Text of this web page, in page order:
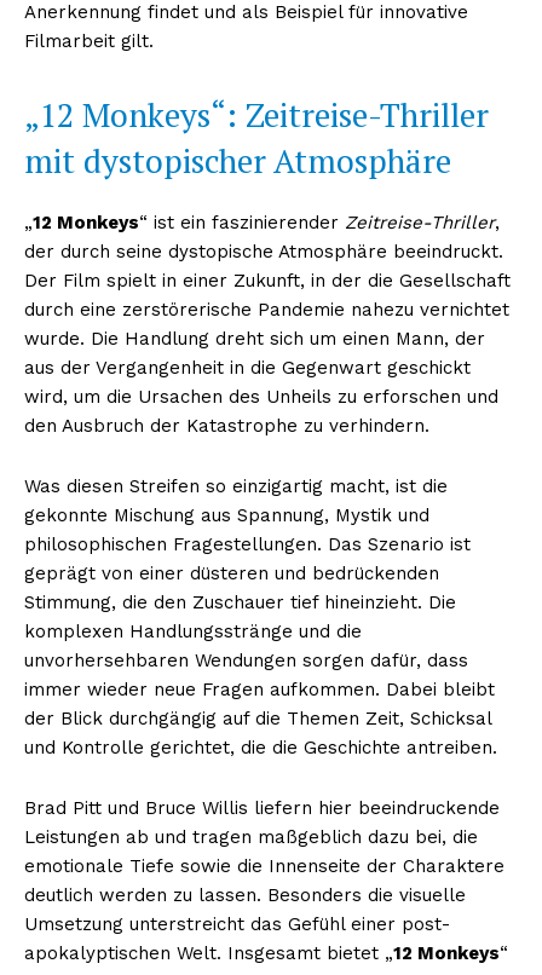
Anerkennung findet und als Beispiel für innovative
Filmarbeit gilt.
„12 Monkeys“: Zeitreise-Thriller
mit dystopischer Atmosphäre
„12 Monkeys“ ist ein faszinierender Zeitreise-Thriller,
der durch seine dystopische Atmosphäre beeindruckt.
Der Film spielt in einer Zukunft, in der die Gesellschaft
durch eine zerstörerische Pandemie nahezu vernichtet
wurde. Die Handlung dreht sich um einen Mann, der
aus der Vergangenheit in die Gegenwart geschickt
wird, um die Ursachen des Unheils zu erforschen und
den Ausbruch der Katastrophe zu verhindern.
Was diesen Streifen so einzigartig macht, ist die
gekonnte Mischung aus Spannung, Mystik und
philosophischen Fragestellungen. Das Szenario ist
geprägt von einer düsteren und bedrückenden
Stimmung, die den Zuschauer tief hineinzieht. Die
komplexen Handlungsstränge und die
unvorhersehbaren Wendungen sorgen dafür, dass
immer wieder neue Fragen aufkommen. Dabei bleibt
der Blick durchgängig auf die Themen Zeit, Schicksal
und Kontrolle gerichtet, die die Geschichte antreiben.
Brad Pitt und Bruce Willis liefern hier beeindruckende
Leistungen ab und tragen maßgeblich dazu bei, die
emotionale Tiefe sowie die Innenseite der Charaktere
deutlich werden zu lassen. Besonders die visuelle
Umsetzung unterstreicht das Gefühl einer post-
apokalyptischen Welt. Insgesamt bietet „12 Monkeys“